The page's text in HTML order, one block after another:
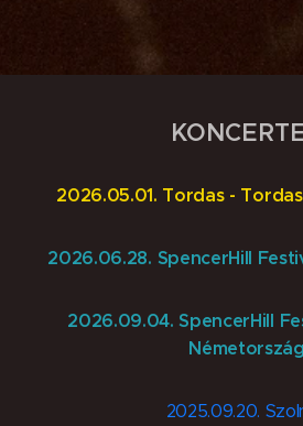
2026.05.01. Tordas -
2026.06.28. SpencerHill
2026.09.04. SpencerHill
Németország
2025.09.20.